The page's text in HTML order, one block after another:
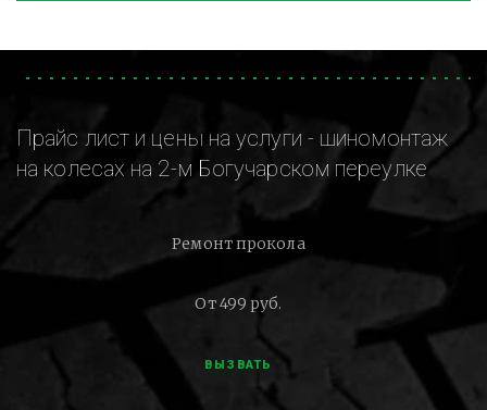
Прайс лист и цены на услуги - шиномонтаж
на колесах на 2-м Богучарском переулке
Ремонт прокола
От 499 руб.
ВЫЗВАТЬ